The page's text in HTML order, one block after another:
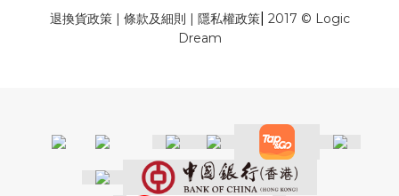
退換貨政策| 條款及細則 | 隱私權政策| 2017 © Logic
Dream